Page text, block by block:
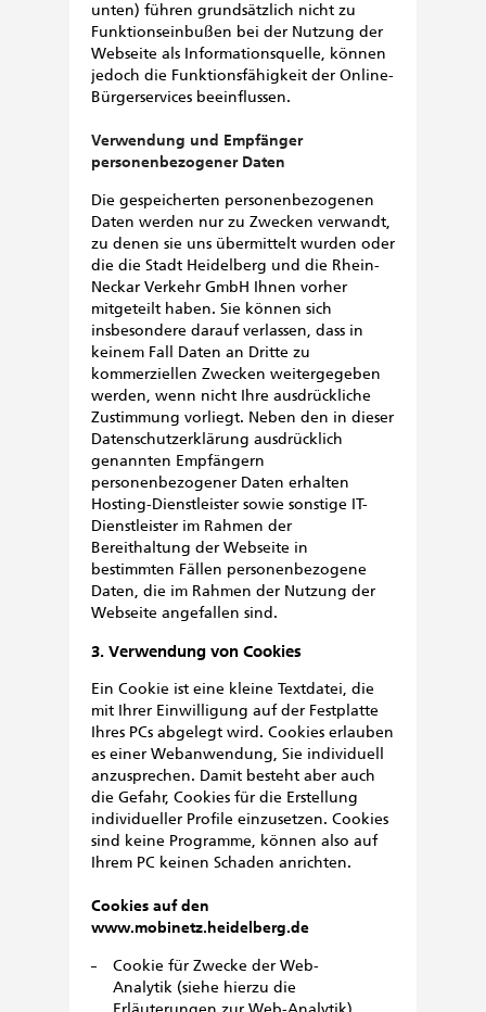
unten) führen grundsätzlich nicht zu
Funktionseinbußen bei der Nutzung der
Webseite als Informationsquelle, können
jedoch die Funktionsfähigkeit der Online-
Bürgerservices beeinflussen.
Verwendung und Empfänger
personenbezogener Daten
Die gespeicherten personenbezogenen
Daten werden nur zu Zwecken verwandt,
zu denen sie uns übermittelt wurden oder
die die Stadt Heidelberg und die Rhein-
Neckar Verkehr GmbH Ihnen vorher
mitgeteilt haben. Sie können sich
insbesondere darauf verlassen, dass in
keinem Fall Daten an Dritte zu
kommerziellen Zwecken weitergegeben
werden, wenn nicht Ihre ausdrückliche
Zustimmung vorliegt. Neben den in dieser
Datenschutzerklärung ausdrücklich
genannten Empfängern
personenbezogener Daten erhalten
Hosting-Dienstleister sowie sonstige IT-
Dienstleister im Rahmen der
Bereithaltung der Webseite in
bestimmten Fällen personenbezogene
Daten, die im Rahmen der Nutzung der
Webseite angefallen sind.
3. Verwendung von Cookies
Ein Cookie ist eine kleine Textdatei, die
mit Ihrer Einwilligung auf der Festplatte
Ihres PCs abgelegt wird. Cookies erlauben
es einer Webanwendung, Sie individuell
anzusprechen. Damit besteht aber auch
die Gefahr, Cookies für die Erstellung
individueller Profile einzusetzen. Cookies
sind keine Programme, können also auf
Ihrem PC keinen Schaden anrichten.
Cookies aufden
www.mobinetz.heidelberg.de
Cookie für Zwecke der Web-
Analytik (siehe hierzu die